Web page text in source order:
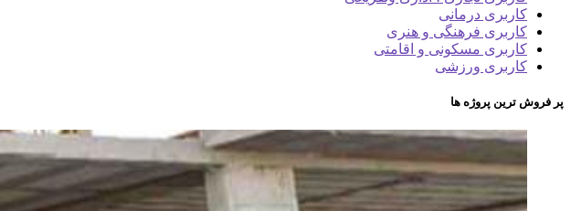
کاربری درمانی
کاربری فرهنگی و هنری
کاربری مسکونی و اقامتی
کاربری ورزشی
پر فروش ترین پروژه ها